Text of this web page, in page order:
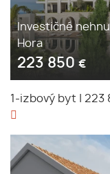
Investičné
Hora
223 850 €
1-izbový byt 223